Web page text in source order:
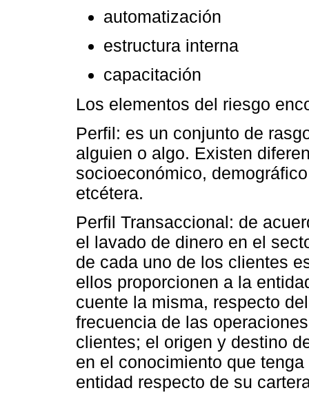
automatización
estructura interna
capacitación
Los elementos del riesgo
Perfil: es un conjunto de
alguien o algo. Existen
socioeconómico,
etcétera.
Perfil Transaccional: de
el lavado de dinero en el
de cada uno de los clientes
ellos proporcionen a la
cuente la misma, respecto
frecuencia de las
clientes; el origen y destino
en el conocimiento que
entidad respecto de su